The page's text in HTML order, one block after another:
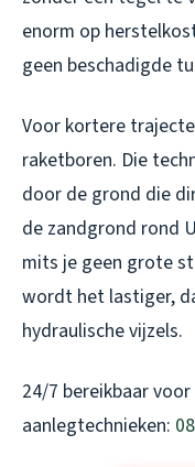
enorm op
geen beschadigde
Voor kortere
raketboren. Die
door de grond die
de zandgrond rond
mits je geen grote
wordt het lastiger,
hydraulische vijzels.
24/7 bereikbaar
aanlegtechnieken: